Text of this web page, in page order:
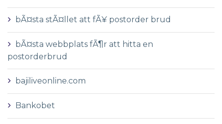
bÃ¤sta stÃ¤llet att fÃ¥ postorder brud
bÃ¤sta webbplats fÃ¶r att hitta en
postorderbrud
bajiliveonline.com
Bankobet